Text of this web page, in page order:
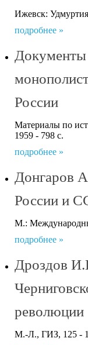
Ижевск:
подробнее »
Документы
России
Материалы по
1959 - 798 с.
подробнее »
Донгаров
России и
М.:
подробнее »
Дроздов
революции
М.-Л., ГИЗ, 125 -